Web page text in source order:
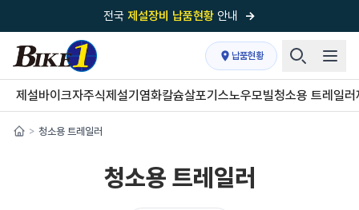
전국 제설장비 납품현황 안내 →
국내 1위 제설장비 제작 전문업체 (주)바이크원
제설 현장의 정답!다목적 차량의 표준!
전국제설장비 납품현황안내→
전국이 선택한제설·다목적 장비 전문기업
납품현황
제설바이크자주식제설기 염화칼슘살포기 스노우모빌청소용 트레일러
> 청소용 트레일러
청소용 트레일러